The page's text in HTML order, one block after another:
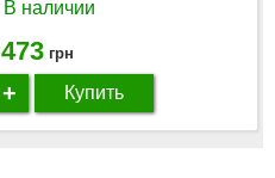
В наличии
473 грн
+ Купить